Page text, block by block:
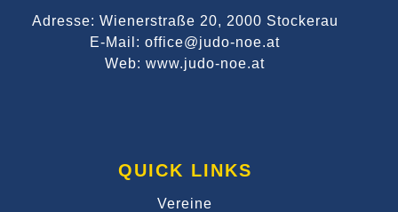
Adresse: Wienerstraße 20, 2000 Stockerau
E-Mail: office@judo-noe.at
Web: www.judo-noe.at
QUICK LINKS
Vereine